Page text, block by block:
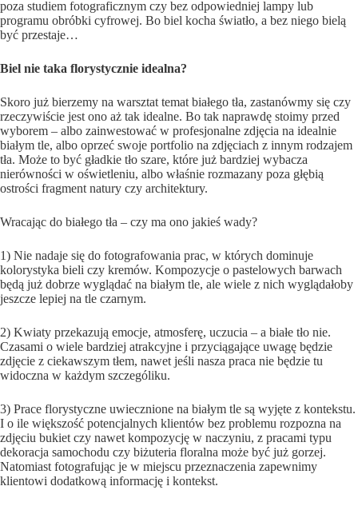
poza studiem fotograficznym czy bez odpowiedniej lampy lub
programu obróbki cyfrowej. Bo biel kocha światło, a bez niego bielą
być przestaje…
Biel nie taka florystycznie idealna?
Skoro już bierzemy na warsztat temat białego tła, zastanówmy się czy
rzeczywiście jest ono aż tak idealne. Bo tak naprawdę stoimy przed
wyborem – albo zainwestować w profesjonalne zdjęcia na idealnie
białym tle, albo oprzeć swoje portfolio na zdjęciach z innym rodzajem
tła. Może to być gładkie tło szare, które już bardziej wybacza
nierówności w oświetleniu, albo właśnie rozmazany poza głębią
ostrości fragment natury czy architektury.
Wracając do białego tła – czy ma ono jakieś wady?
1) Nie nadaje się do fotografowania prac, w których dominuje
kolorystyka bieli czy kremów. Kompozycje o pastelowych barwach
będą już dobrze wyglądać na białym tle, ale wiele z nich wyglądałoby
jeszcze lepiej na tle czarnym.
2) Kwiaty przekazują emocje, atmosferę, uczucia – a białe tło nie.
Czasami o wiele bardziej atrakcyjne i przyciągające uwagę będzie
zdjęcie z ciekawszym tłem, nawet jeśli nasza praca nie będzie tu
widoczna w każdym szczególiku.
3) Prace florystyczne uwiecznione na białym tle są wyjęte z kontekstu.
I o ile większość potencjalnych klientów bez problemu rozpozna na
zdjęciu bukiet czy nawet kompozycję w naczyniu, z pracami typu
dekoracja samochodu czy biżuteria floralna może być już gorzej.
Natomiast fotografując je w miejscu przeznaczenia zapewnimy
klientowi dodatkową informację i kontekst.